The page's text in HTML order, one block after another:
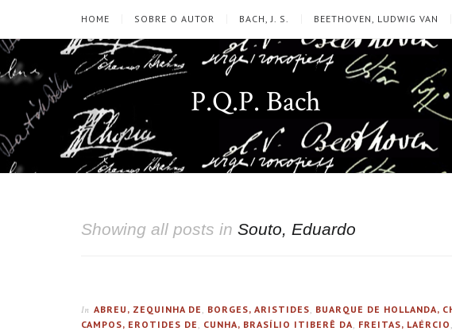
HOME SOBRE O AUTOR BACH, J. S. BEETHOVEN, LUDWIG VAN
P.Q.P. Bach
Showing all posts in Souto, Eduardo
In ABREU, ZEQUINHA DE BORGES, ARISTIDES BUARQUE DE HOLLANDA,
CAMPOS, EROTIDES DE
CUNHA, BRASÍLIO ITIBERÊ DA FREITAS, LAÉRCIO